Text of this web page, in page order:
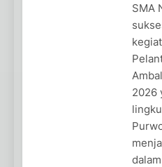
SMA
2026